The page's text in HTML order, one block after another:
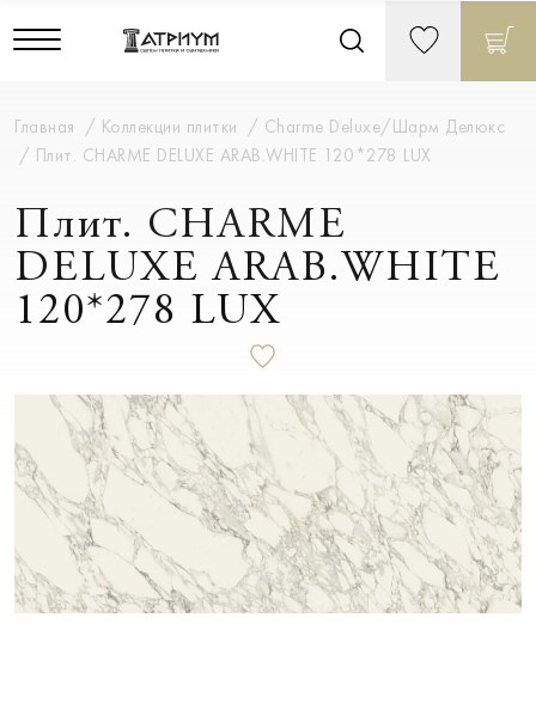
Главная Коллекции плитки
Charme Deluxe/Шарм Делюкс
Плит. CHARME DELUXE ARAB.WHITE 120*278 LUX
Плит. CHARME
DELUXE ARAB.WHITE
120*278 LUX